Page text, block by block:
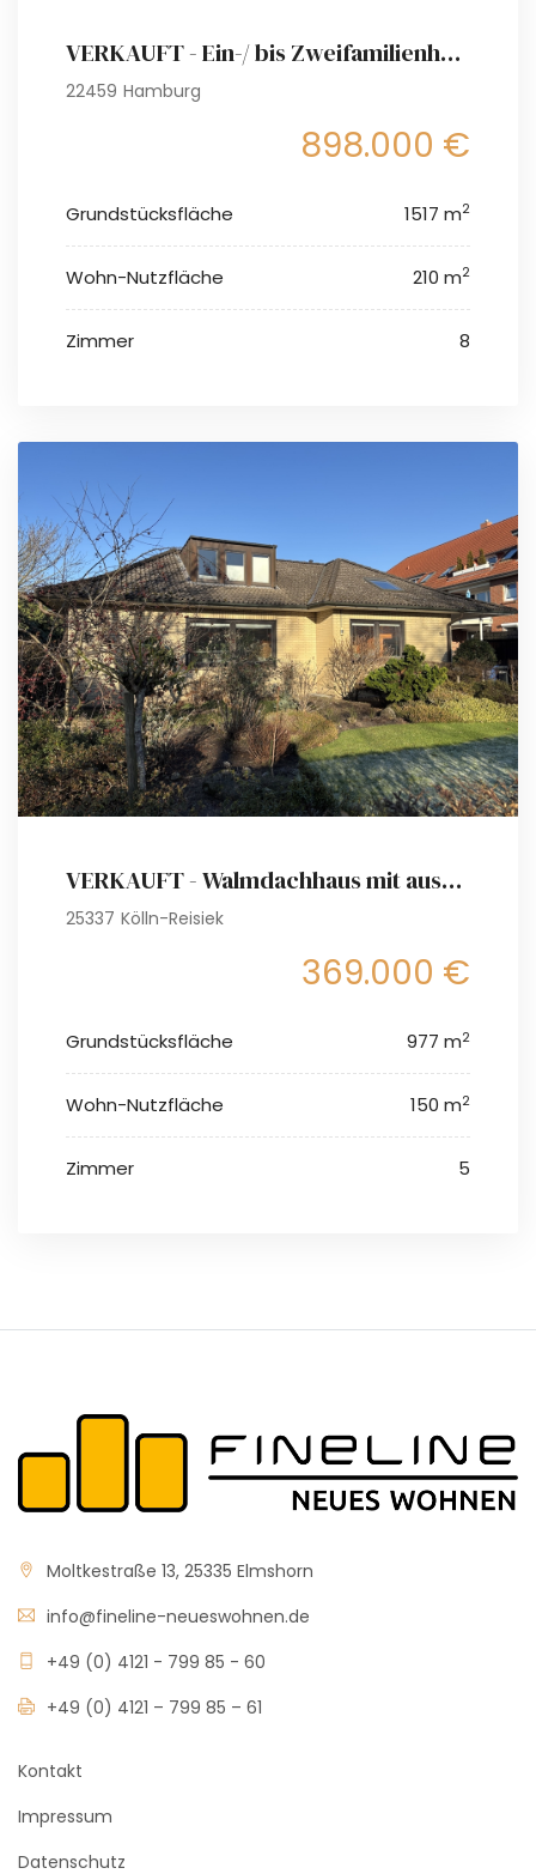
VERKAUFT - Ein-/ bis Zweifamilienhaus auf fabelhaftem Grundstück (ca. 1517 m²)
22459 Hamburg
898.000 €
Grundstücksfläche 1517 m2
Wohn-Nutzfläche 210 m2
Zimmer 8
VERKAUFT - Walmdachhaus mit ausgebautem Dachgeschoss und Gartenparadies
25337 Kölln-Reisiek
369.000 €
Grundstücksfläche 977 m2
Wohn-Nutzfläche 150 m2
Zimmer 5
Moltkestraße 13, 25335 Elmshorn
info@fineline-neueswohnen.de
+49 (0) 4121 - 799 85 - 60
+49 (0) 4121 – 799 85 – 61
Kontakt
Impressum
Datenschutz